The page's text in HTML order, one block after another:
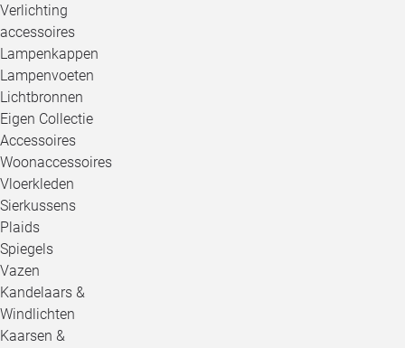
Verlichting
accessoires
Lampenkappen
Lampenvoeten
Lichtbronnen
Eigen Collectie
Accessoires
Woonaccessoires
Vloerkleden
Sierkussens
Plaids
Spiegels
Vazen
Kandelaars &
Windlichten
Kaarsen &